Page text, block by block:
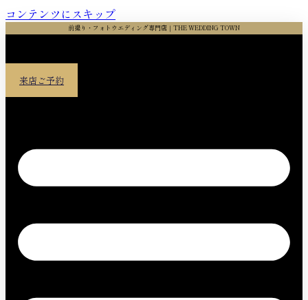
コンテンツにスキップ
前撮り・フォトウエディング専門店｜THE WEDDING TOWN
来店ご予約